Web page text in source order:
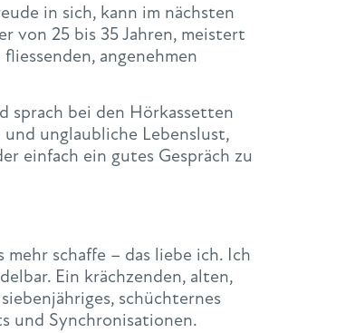
in sich, kann im nächsten
von 25 bis 35 Jahren, meistert
angenehmen
sprach bei den Hörkassetten
unglaubliche Lebenslust,
einfach ein gutes Gespräch zu
schaffe – das liebe ich. Ich
Ein krächzenden, alten,
schüchternes
und Synchronisationen.